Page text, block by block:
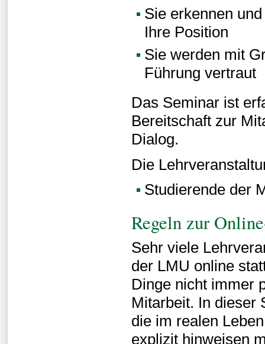
Sie erkennen
Ihre Position
Sie werden mit
Führung vertraut
Das Seminar ist
Bereitschaft zur
Dialog.
Die
Studierende der
Regeln zur
Sehr viele
der LMU online
Dinge nicht immer
Mitarbeit. In dieser
die im realen
explizit hinweisen